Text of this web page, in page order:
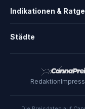
Indikationen &
Städte
Redaktion